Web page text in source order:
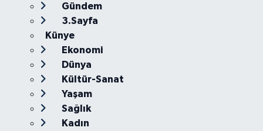
Gündem
3.Sayfa
Künye
Ekonomi
Dünya
Kültür-Sanat
Yaşam
Sağlık
Kadın